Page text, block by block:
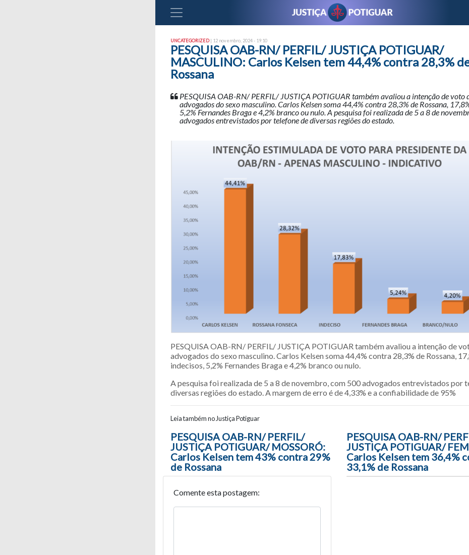
UNCATEGORIZED| 12 novembro, 2024 - 19:10
PESQUISA OAB-RN/ PERFIL/ JUSTIÇA POTIGUAR/
MASCULINO: Carlos Kelsen tem 44,4% contra 28,3%
Rossana
PESQUISA OAB-RN/ PERFIL/ JUSTIÇA POTIGUAR também avaliou a intenção de voto
advogados do sexo masculino. Carlos Kelsen soma 44,4% contra 28,3% de Rossana,
5,2% Fernandes Braga e 4,2% branco ou nulo. A pesquisa foi realizada de 5 a 8 de
advogados entrevistados por telefone de diversas regiões do estado.
PESQUISA OAB-RN/ PERFIL/ JUSTIÇA POTIGUAR também avaliou a intenção de
advogados do sexo masculino. Carlos Kelsen soma 44,4% contra 28,3% de Rossana,
indecisos, 5,2% Fernandes Braga e 4,2% branco ou nulo.
A pesquisa foi realizada de 5 a 8 de novembro, com 500 advogados entrevistados por
diversas regiões do estado. A margem de erro é de 4,33% e a confiabilidade de 95%
Leia também no Justiça Potiguar
Navegação entre posts
PESQUISA OAB-RN/ PERFIL/
JUSTIÇA POTIGUAR/ MOSSORÓ:
Carlos Kelsen tem 43% contra 29%
de Rossana
PESQUISA OAB-RN/
JUSTIÇA POTIGUAR/
Carlos Kelsen tem 36,4%
33,1% de Rossana
Comente esta postagem: